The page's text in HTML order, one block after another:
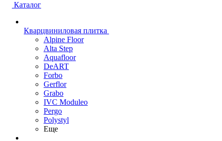
Каталог
Кварцвиниловая плитка
Alpine Floor
Alta Step
Aquafloor
DeART
Forbo
Gerflor
Grabo
IVC Moduleo
Pergo
Polystyl
Еще